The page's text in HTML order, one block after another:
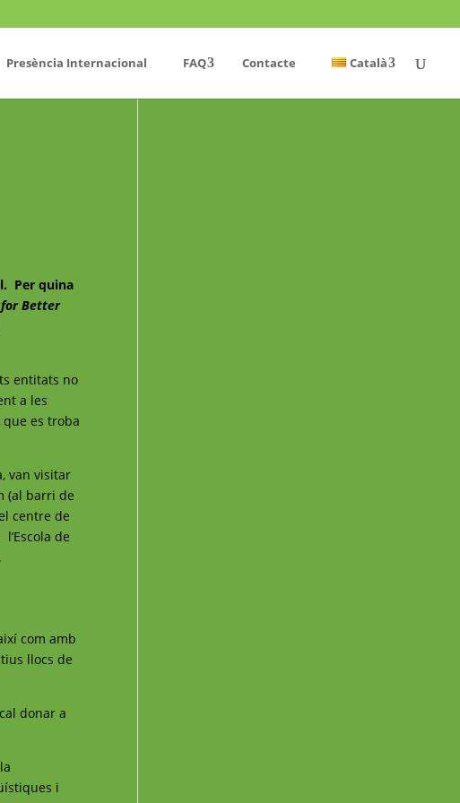
Presència Internacional FAQ Contacte Català
Per quina
for Better
entitats no
a les
es troba
van visitar
(al barri de
centre de
de
com amb
llocs de
donar a
i